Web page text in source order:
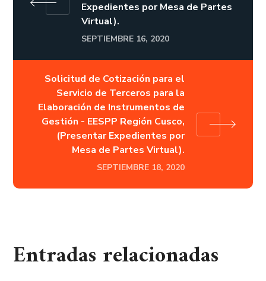
Expedientes por Mesa de Partes
Virtual).
SEPTIEMBRE 16, 2020
Solicitud de Cotización para el
Servicio de Terceros para la
Elaboración de Instrumentos de
Gestión - EESPP Región Cusco,
(Presentar Expedientes por
Mesa de Partes Virtual).
SEPTIEMBRE 18, 2020
Entradas relacionadas